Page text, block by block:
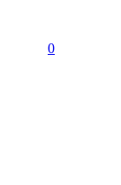
0